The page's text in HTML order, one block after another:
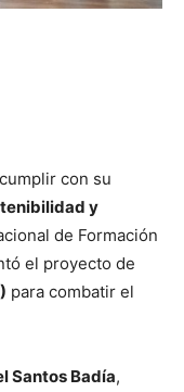
con su
y
de Formación
el proyecto de
para combatir el
Santos Badía,